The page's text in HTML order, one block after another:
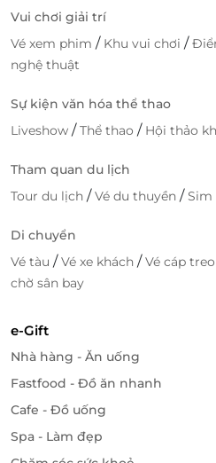
Vui chơi giải trí
Vé xem phim / Khu vui chơi /
nghệ thuật
Sự kiện văn hóa thể thao
Liveshow /Thể thao / Hội thảo
Tham quan du lịch
Tour du lịch /Vé du thuyền /Sim
Di chuyển
Vé tàu /Vé xe khách /Vé cáp treo
chờ sân bay
e-Gift
Nhà hàng - Ăn uống
Fastfood - Đồ ăn nhanh
Cafe - Đồ uống
Spa - Làm đẹp